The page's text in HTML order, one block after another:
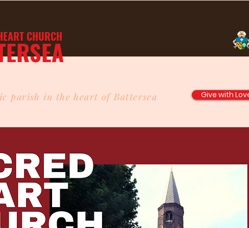
CHURCH
Give with
parish in the heart of Battersea